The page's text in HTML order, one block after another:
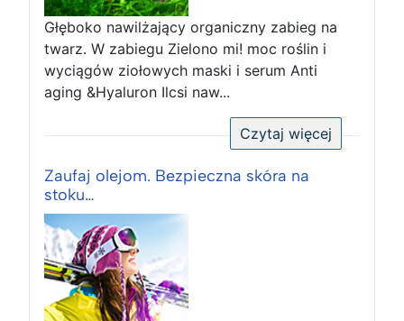
Głęboko nawilżający organiczny zabieg na
twarz. W zabiegu Zielono mi! moc roślin i
wyciągów ziołowych maski i serum Anti
aging &Hyaluron Ilcsi naw...
Czytaj więcej
Zaufaj olejom. Bezpieczna skóra na
stoku…